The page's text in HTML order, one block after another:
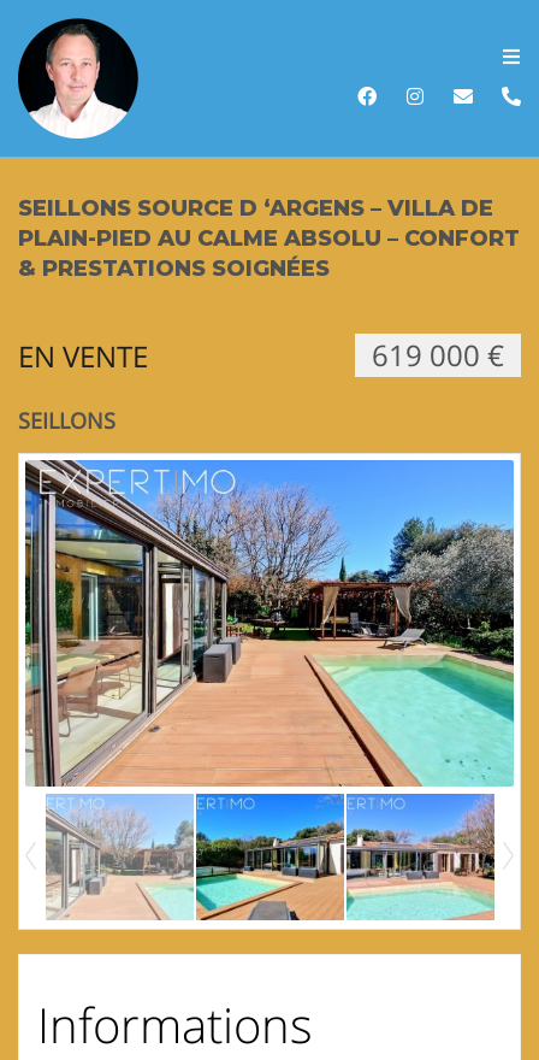
Accueil
Vendre
Biens vendus
SEILLONS SOURCE D ‘ARGENS – VILLA DE
PLAIN-PIED AU CALME ABSOLU – CONFORT
& PRESTATIONS SOIGNÉES
EN VENTE 619 000 €
SEILLONS
Informations